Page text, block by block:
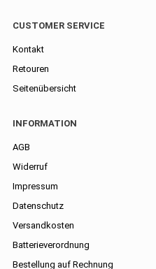
CUSTOMER SERVICE
Kontakt
Retouren
Seitenübersicht
INFORMATION
AGB
Widerruf
Impressum
Datenschutz
Versandkosten
Batterieverordnung
Bestellung auf Rechnung